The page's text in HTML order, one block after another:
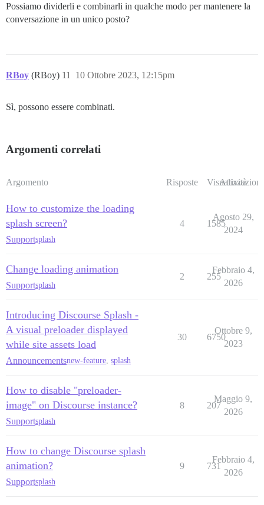
Possiamo dividerli e combinarli in qualche modo per mantenere la
conversazione in un unico posto?
RBoy (RBoy) 10 Ottobre 2023, 12:15pm
11
Sì, possono essere combinati.
Argomenti correlati
Argomento Risposte Visualizzazioni
Attività
How to customize the loading
splash screen?
Supportsplash
4 1585
Agosto 29,
2024
Change loading animation
Supportsplash
2 255
Febbraio 4,
2026
Introducing Discourse Splash -
A visual preloader displayed
while site assets load
Announcementsnew-feature, splash
30 6750
Ottobre 9,
2023
How to disable "preloader-
image" on Discourse instance?
Supportsplash
8 207
Maggio 9,
2026
How to change Discourse splash
animation?
Supportsplash
9 731
Febbraio 4,
2026